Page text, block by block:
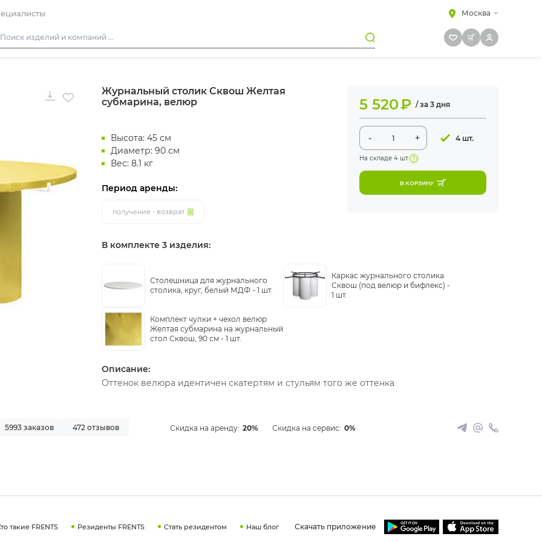
Москва
Скамейки
Журнальный столик Сквош Желтая
субмарина, велюр
Высота: 45 см
Диаметр: 90 см
Вес: 8.1 кг
Период аренды:
получение - возврат
5 520₽ / за 3 дня
- + 4 шт.
На складе 4 шт
В КОРЗИНУ
В комплекте 3 изделия:
Столешница для журнального
столика, круг, белый МДФ - 1 шт.
Каркас журнального столика
Сквош (под велюр и бифлекс) -
1 шт.
Комплект чулки + чехол велюр
Желтая субмарина на журнальный
стол Сквош, 90 см - 1 шт.
Описание:
Оттенок велюра идентичен скатертям и стульям того же оттенка
5993 заказов 472 отзывов Скидка на аренду: 20% Скидка на сервис: 0%
такие FRENTS Резиденты FRENTS Стать резидентом Наш блог Скачать приложение